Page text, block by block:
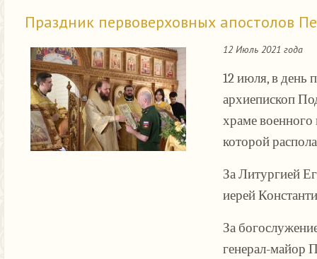
Праздник первоверховных апостолов
12 Июль 2021 года
12 июля, в день
архиепископ
храме
которой
За Литургией
иерей
За
генерал-майор